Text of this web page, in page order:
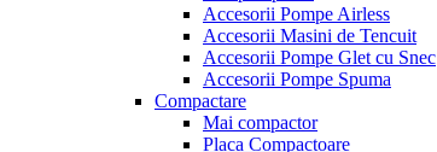
Accesorii Pompe Airless
Accesorii Masini de Tencuit
Accesorii Pompe Glet cu Snec
Accesorii Pompe Spuma
Compactare
Mai compactor
Placa Compactoare